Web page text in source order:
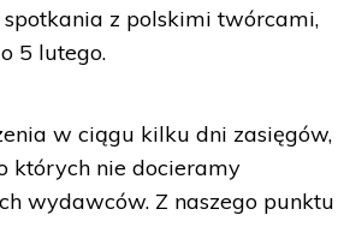
z polskimi twórcami,
5 lutego.
w ciągu kilku dni zasięgów,
których nie docieramy
wydawców. Z naszego punktu